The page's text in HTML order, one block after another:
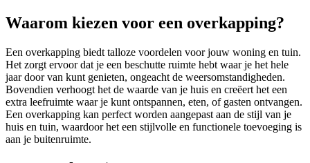
Waarom kiezen voor een overkapping?
Een overkapping biedt talloze voordelen voor jouw woning en tuin.
Het zorgt ervoor dat je een beschutte ruimte hebt waar je het hele
jaar door van kunt genieten, ongeacht de weersomstandigheden.
Bovendien verhoogt het de waarde van je huis en creëert het een
extra leefruimte waar je kunt ontspannen, eten, of gasten ontvangen.
Een overkapping kan perfect worden aangepast aan de stijl van je
huis en tuin, waardoor het een stijlvolle en functionele toevoeging is
aan je buitenruimte.